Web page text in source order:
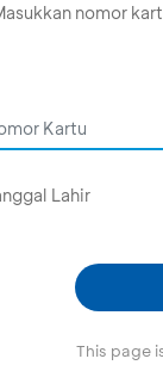
nomor
Lahir
This page